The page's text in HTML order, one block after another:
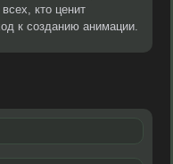
кто ценит
к созданию анимации.